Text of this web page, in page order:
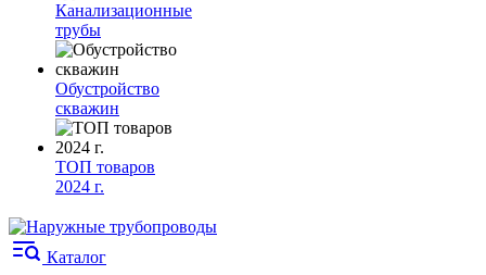
Канализационные
трубы
Обустройство
скважин
ТОП товаров
2024 г.
Каталог